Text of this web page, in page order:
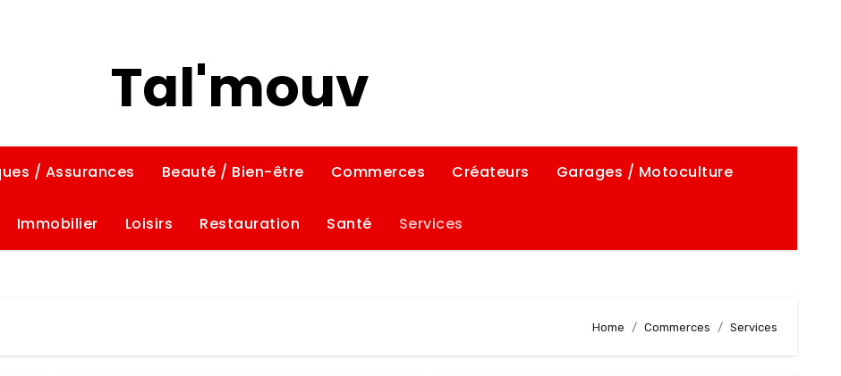
Tal'mouv
/ Assurances Beauté / Bien-être Commerces Créateurs Garages / Motoculture
Immobilier Loisirs Restauration Santé Services
Home Commerces Services